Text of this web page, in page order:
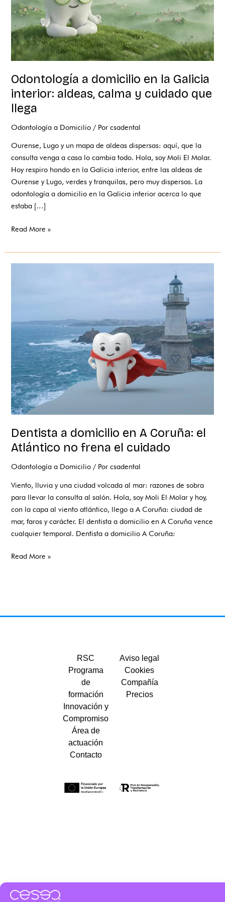
Odontología a domicilio en la Galicia
interior: aldeas, calma y cuidado que
llega
Odontología a Domicilio / Porcsadental
Ourense, Lugo y un mapa de aldeas dispersas: aquí, que la
consulta venga a casa lo cambia todo. Hola, soy Moli El Molar.
Hoy respiro hondo en la Galicia interior, entre las aldeas de
Ourense y Lugo, verdes y tranquilas, pero muy dispersas. La
odontología a domicilio en la Galicia interior acerca lo que
estaba […]
calma
cuidado
que
llega
Read More »
Dentista a domicilio en A Coruña: el
Atlántico no frena el cuidado
Odontología a Domicilio / Porcsadental
Viento, lluvia y una ciudad volcada al mar: razones de sobra
para llevar la consulta al salón. Hola, soy Moli El Molar y hoy,
con la capa al viento atlántico, llego a A Coruña: ciudad de
mar, faros y carácter. El dentista a domicilio en A Coruña vence
cualquier temporal. Dentista a domicilio A Coruña:
Coruña:
Atlántico
no
frena
el
cuidado
Read More »
RSC
Programa
de
formación
Innovación y
Compromiso
Área de
actuación
Contacto
Aviso legal
Cookies
Compañía
Precios